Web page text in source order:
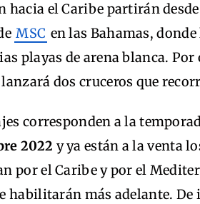
hacia el Caribe partirán
MSC en las Bahamas,
playas de arena blanca.
dos cruceros que
corresponden a la
2022 y ya están a la venta
por el Caribe y por el
habilitarán más adelante.